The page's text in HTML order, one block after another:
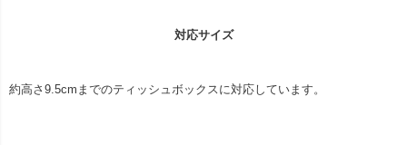
対応サイズ
約高さ9.5cmまでのティッシュボックスに対応しています。